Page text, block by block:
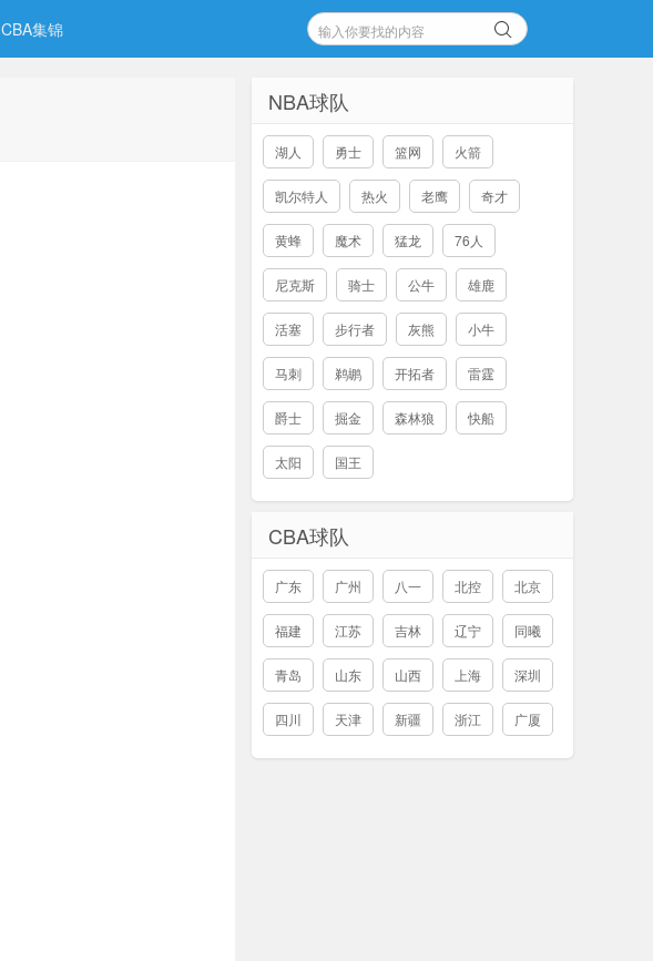
CBA集锦
NBA球队
湖人 勇士 篮网 火箭
凯尔特人 热火 老鹰 奇才
黄蜂 魔术 猛龙 76人
尼克斯 骑士 公牛 雄鹿
活塞 步行者 灰熊 小牛
马刺 鹈鹕 开拓者 雷霆
爵士 掘金 森林狼 快船
太阳 国王
CBA球队
广东 广州 八一 北控 北京
福建 江苏 吉林 辽宁 同曦
青岛 山东 山西 上海 深圳
四川 天津 新疆 浙江 广厦